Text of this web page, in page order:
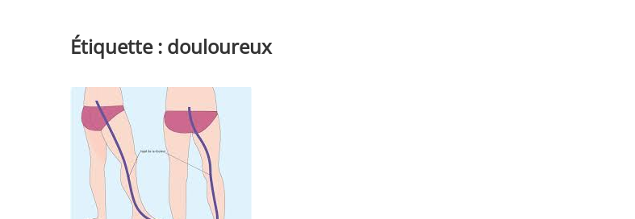
Étiquette : douloureux